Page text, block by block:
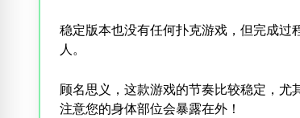
稳定版本也没有任何扑克游戏，但完成
人。
顾名思义，这款游戏的节奏比较稳定，
注意您的身体部位会暴露在外！